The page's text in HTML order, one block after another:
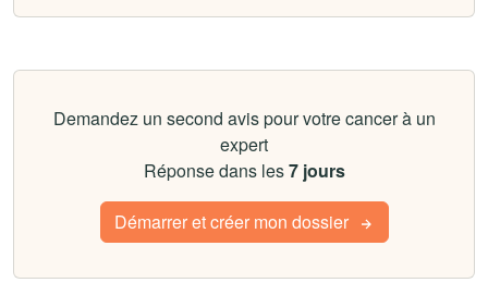
Demandez un second avis pour votre cancer à un
expert
Réponse dans les7 jours
Démarrer et créer mon dossier